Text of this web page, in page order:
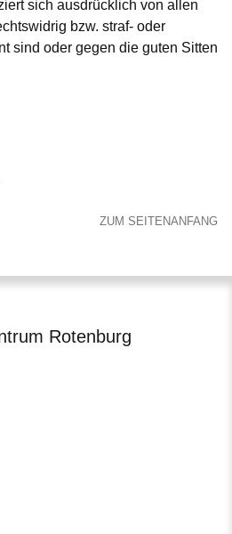
sich ausdrücklich von allen
bzw. straf- oder
sind oder gegen die guten Sitten
ZUM SEITENANFANG
Rotenburg